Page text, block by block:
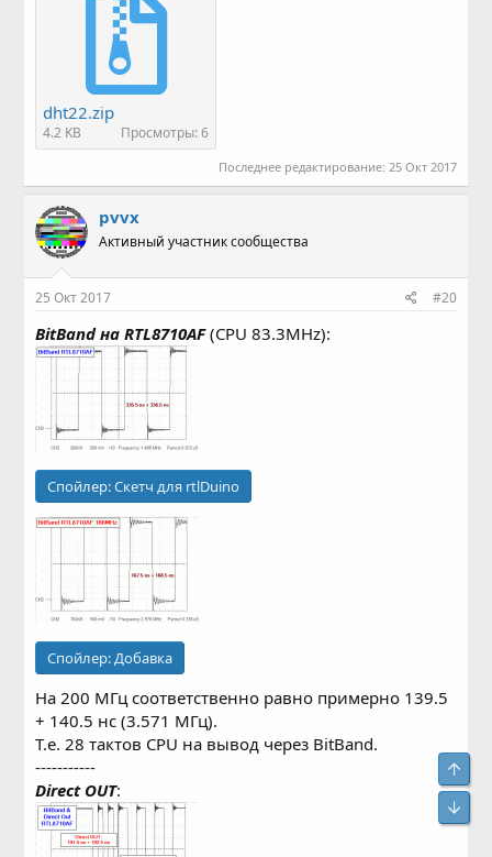
dht22.zip
4.2 KB Просмотры: 6
Последнее редактирование: 25 Окт 2017
pvvx
Активный участник сообщества
25 Окт 2017 #20
BitBand на RTL8710AF(CPU 83.3MHz):
Спойлер:Скетч для rtlDuino
Спойлер:Добавка
На 200 МГц соответственно равно примерно 139.5
+ 140.5 нс (3.571 МГц).
Т.е. 28 тактов CPU на вывод через BitBand.
-----------
Direct OUT: